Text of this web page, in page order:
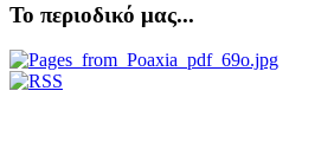
Το περιοδικό μας...